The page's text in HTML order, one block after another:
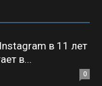
в 11 лет
в...
0